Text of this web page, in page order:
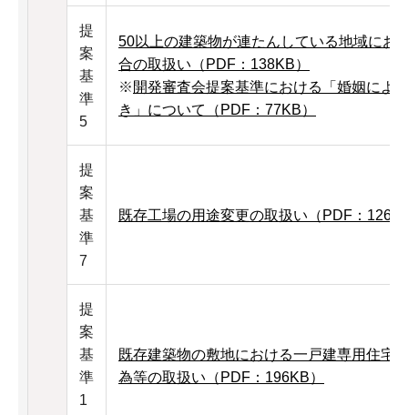
提
案
基
準
5
50以上の建築物が連たんしている地域にお
合の取扱い（PDF：138KB）
※ 開発審査会提案基準における「婚姻によ
き」について（PDF：77KB）
提
案
基
準
7
既存工場の用途変更の取扱い（PDF：
提
案
基
準
1
既存建築物の敷地における一戸建専用住宅
為等の取扱い（PDF：196KB）